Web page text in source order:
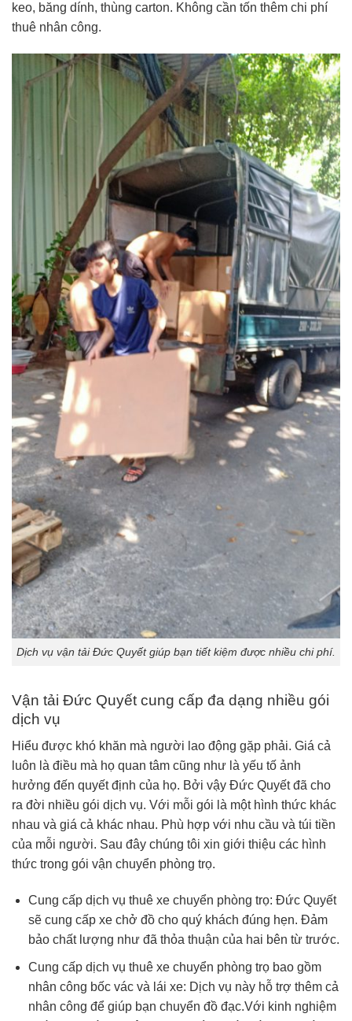
keo, băng dính, thùng carton. Không cần tốn thêm chi phí
thuê nhân công.
Dịch vụ vận tải Đức Quyết giúp bạn tiết kiệm được nhiều chi phí.
Vận tải Đức Quyết cung cấp đa dạng nhiều gói
dịch vụ
Hiểu được khó khăn mà người lao động gặp phải. Giá cả
luôn là điều mà họ quan tâm cũng như là yếu tố ảnh
hưởng đến quyết định của họ. Bởi vậy Đức Quyết đã cho
ra đời nhiều gói dịch vụ. Với mỗi gói là một hình thức khác
nhau và giá cả khác nhau. Phù hợp với nhu cầu và túi tiền
của mỗi người. Sau đây chúng tôi xin giới thiệu các hình
thức trong gói vận chuyển phòng trọ.
Cung cấp dịch vụ thuê xe chuyển phòng trọ: Đức Quyết
sẽ cung cấp xe chở đồ cho quý khách đúng hẹn. Đảm
bảo chất lượng như đã thỏa thuận của hai bên từ trước.
Cung cấp dịch vụ thuê xe chuyển phòng trọ bao gồm
nhân công bốc vác và lái xe: Dịch vụ này hỗ trợ thêm cả
nhân công để giúp bạn chuyển đồ đạc.Với kinh nghiệm